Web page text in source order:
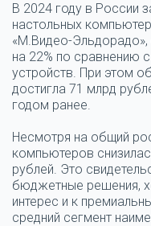
В 2024 году в России
настольных
«М.Видео-Эльдорадо»,
на 22% по сравнению
устройств. При этом
достигла 71 млрд
годом ранее.
Несмотря на общий
компьютеров
рублей. Это
бюджетные решения,
интерес и к
средний сегмент